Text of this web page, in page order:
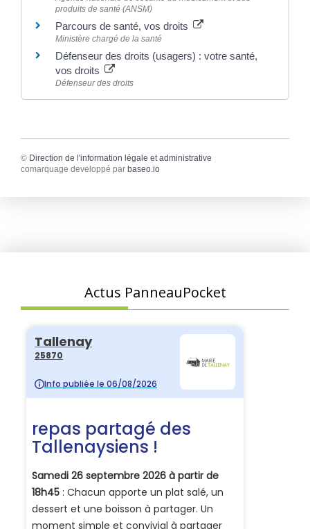
produits de santé (ANSM)
Parcours de santé, vos droits
Ministère chargé de la santé
Défenseur des droits (usagers) : votre santé,
vos droits
Défenseur des droits
© Direction de l'information légale et administrative
comarquage developpé par baseo.io
Actus PanneauPocket